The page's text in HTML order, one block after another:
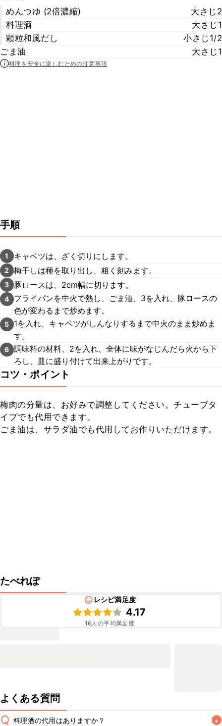
めんつゆ (2倍濃縮)
大さじ2
料理酒
大さじ1
顆粒和風だし
小さじ1/2
ごま油
大さじ1
料理を安全に楽しむための注意事項
手順
1 キャベツは、ざく切りにします。
2 梅干しは種を取り出し、粗く刻みます。
3 豚ロースは、2cm幅に切ります。
4
フライパンを中火で熱し、ごま油、3を入れ、豚ロースの
色が変わるまで炒めます。
5
1を入れ、キャベツがしんなりするまで中火のまま炒めま
す。
6 調味料の材料、2を入れ、全体に味がなじんだら火から下
ろし、皿に盛り付けて出来上がりです。
コツ・ポイント
梅肉の分量は、お好みで調整してください。チューブタ
イプでも代用できます。
ごま油は、サラダ油でも代用してお作りいただけます。
たべれぽ
レシピ満足度
4.17
16人の平均満足度
よくある質問
Q 料理酒の代用はありますか？ +